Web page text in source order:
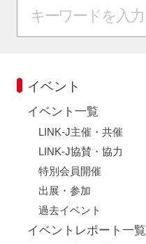
イベント
イベント一覧
LINK-J主催・共催
LINK-J協賛・協力
特別会員開催
出展・参加
過去イベント
イベントレポート一覧